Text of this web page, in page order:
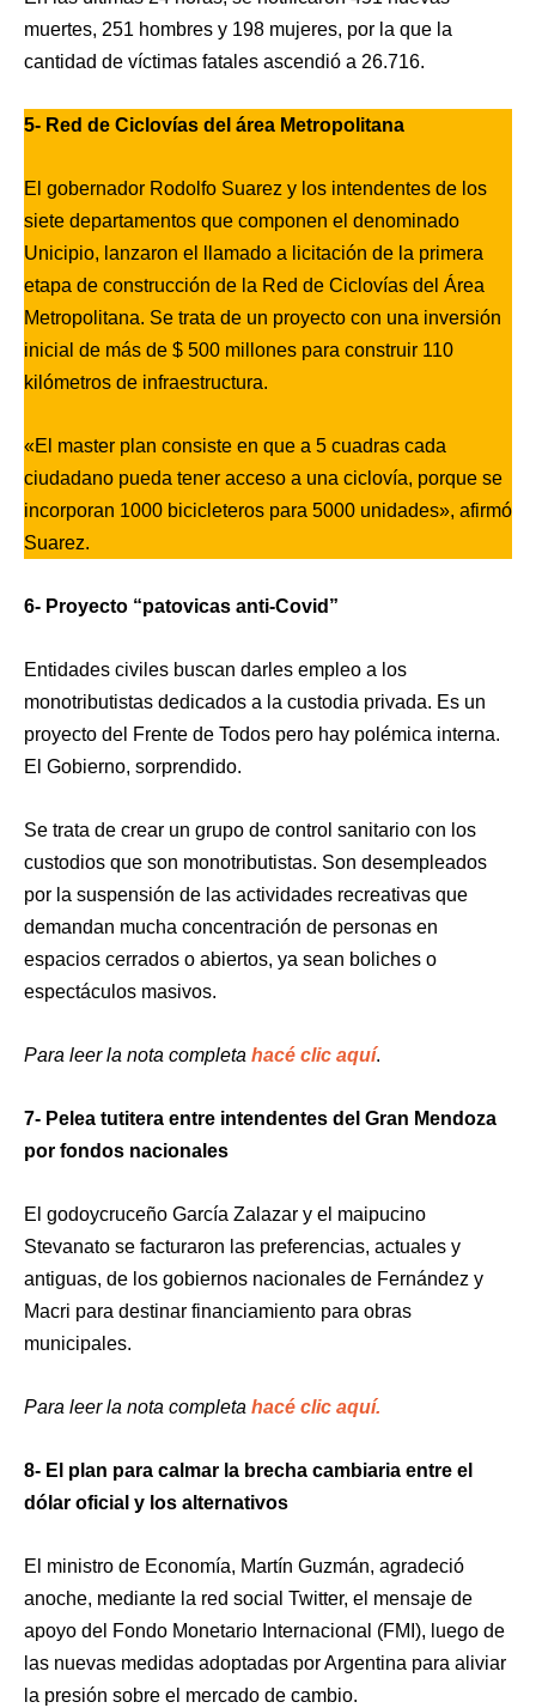
muertes, 251 hombres y 198 mujeres, por la que la
cantidad de víctimas fatales ascendió a 26.716.
5- Red de Ciclovías del área Metropolitana
El gobernador Rodolfo Suarez y los intendentes de los
siete departamentos que componen el denominado
Unicipio, lanzaron el llamado a licitación de la primera
etapa de construcción de la Red de Ciclovías del Área
Metropolitana. Se trata de un proyecto con una inversión
inicial de más de $ 500 millones para construir 110
kilómetros de infraestructura.
«El master plan consiste en que a 5 cuadras cada
ciudadano pueda tener acceso a una ciclovía, porque se
incorporan 1000 bicicleteros para 5000 unidades», afirmó
Suarez.
6- Proyecto “patovicas anti-Covid”
Entidades civiles buscan darles empleo a los
monotributistas dedicados a la custodia privada. Es un
proyecto del Frente de Todos pero hay polémica interna.
El Gobierno, sorprendido.
Se trata de crear un grupo de control sanitario con los
custodios que son monotributistas. Son desempleados
por la suspensión de las actividades recreativas que
demandan mucha concentración de personas en
espacios cerrados o abiertos, ya sean boliches o
espectáculos masivos.
Para leer la nota completa hacé clic aquí.
7- Pelea tutitera entre intendentes del Gran Mendoza
por fondos nacionales
El godoycruceño García Zalazar y el maipucino
Stevanato se facturaron las preferencias, actuales y
antiguas, de los gobiernos nacionales de Fernández y
Macri para destinar financiamiento para obras
municipales.
Para leer la nota completa hacé clic aquí.
8- El plan para calmar la brecha cambiaria entre el
dólar oficial y los alternativos
El ministro de Economía, Martín Guzmán, agradeció
anoche, mediante la red social Twitter, el mensaje de
apoyo del Fondo Monetario Internacional (FMI), luego de
las nuevas medidas adoptadas por Argentina para aliviar
la presión sobre el mercado de cambio.